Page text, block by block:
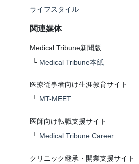
ライフスタイル
関連媒体
Medical Tribune新聞版
└ Medical Tribune本紙
医療従事者向け生涯教育サイト
└ MT-MEET
医師向け転職支援サイト
└ Medical Tribune Career
クリニック継承・開業支援サイト